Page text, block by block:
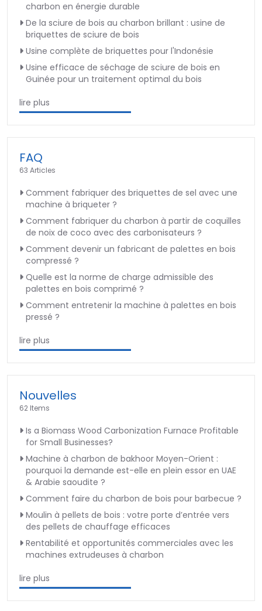
charbon en énergie durable
De la sciure de bois au charbon brillant : usine de
briquettes de sciure de bois
Usine complète de briquettes pour l'Indonésie
Usine efficace de séchage de sciure de bois en
Guinée pour un traitement optimal du bois
lire plus
FAQ
63 Articles
Comment fabriquer des briquettes de sel avec une
machine à briqueter ?
Comment fabriquer du charbon à partir de coquilles
de noix de coco avec des carbonisateurs ?
Comment devenir un fabricant de palettes en bois
compressé ?
Quelle est la norme de charge admissible des
palettes en bois comprimé ?
Comment entretenir la machine à palettes en bois
pressé ?
lire plus
Nouvelles
62 Items
Is a Biomass Wood Carbonization Furnace Profitable
for Small Businesses?
Machine à charbon de bakhoor Moyen-Orient :
pourquoi la demande est-elle en plein essor en UAE
& Arabie saoudite ?
Comment faire du charbon de bois pour barbecue ?
Moulin à pellets de bois : votre porte d’entrée vers
des pellets de chauffage efficaces
Rentabilité et opportunités commerciales avec les
machines extrudeuses à charbon
lire plus